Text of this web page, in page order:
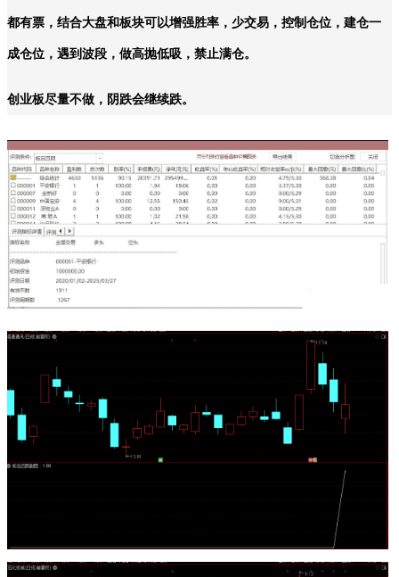
都有票，结合大盘和板块可以增强胜率，少交易，控制仓位，建仓一
成仓位，遇到波段，做高抛低吸，禁止满仓。
创业板尽量不做，阴跌会继续跌。